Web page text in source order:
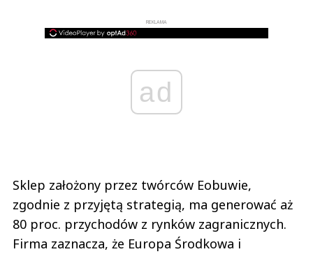
REKLAMA
ad
Sklep założony przez twórców Eobuwie,
zgodnie z przyjętą strategią, ma generować aż
80 proc. przychodów z rynków zagranicznych.
Firma zaznacza, że Europa Środkowa i